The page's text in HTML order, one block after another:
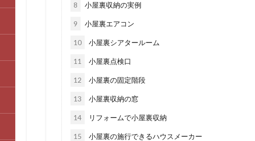
8 小屋裏収納の実例
9 小屋裏エアコン
10 小屋裏シアタールーム
11 小屋裏点検口
12 小屋裏の固定階段
13 小屋裏収納の窓
14 リフォームで小屋裏収納
15 小屋裏の施行できるハウスメーカー